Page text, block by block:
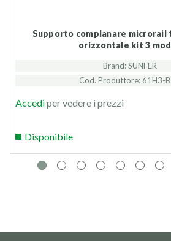
Supporto complanare microrail tetto lamiera
orizzontale kit 3
Brand: SUNFER
Cod. Produttore: 61H3-
Accediper vedere i prezzi
Disponibile